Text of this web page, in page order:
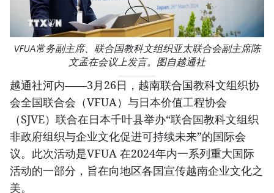
VFUA常务副主席、联合国教科文组织亚太联合会副主席陈
文孟在会议上发言。图自越通社
越通社河内——3月26日，越南联合国教科文组织协
会全国联合会（VFUA）与日本价值工程协会
（SJVE）联合在日本千叶县举办“联合国教科文组织
非政府组织与企业文化促进可持续未来”的国际会
议。此次活动是VFUA 在2024年内一系列重大国际
活动的一部分，旨在向地区各国宣传越南企业文化之
美。